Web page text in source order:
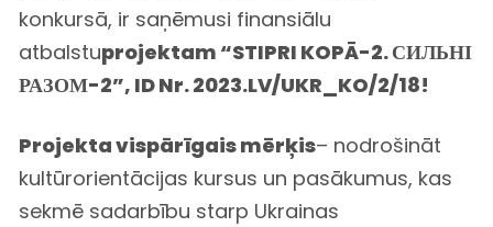
konkursā, ir saņēmusi finansiālu
atbalstuprojektam “STIPRI KOPĀ-2. СИЛЬНІ
РАЗОМ-2”, ID Nr. 2023.LV/UKR_KO/2/18!
Projekta vispārīgais mērķis– nodrošināt
kultūrorientācijas kursus un pasākumus, kas
sekmē sadarbību starp Ukrainas